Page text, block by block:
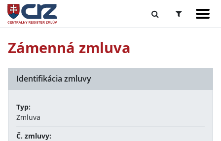
Zámenná zmluva
Identifikácia zmluvy
Typ:
Zmluva
Č. zmluvy: